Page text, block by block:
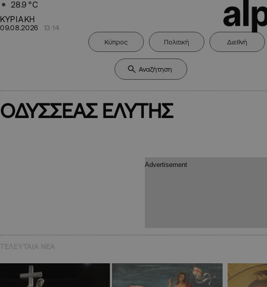
28.9 °C
ΚΥΡΙΑΚΗ
09.08.2026 13:14
Κύπρος Πολιτική Διεθνή
ΟΔΥΣΣΕΑΣ ΕΛΥΤΗΣ